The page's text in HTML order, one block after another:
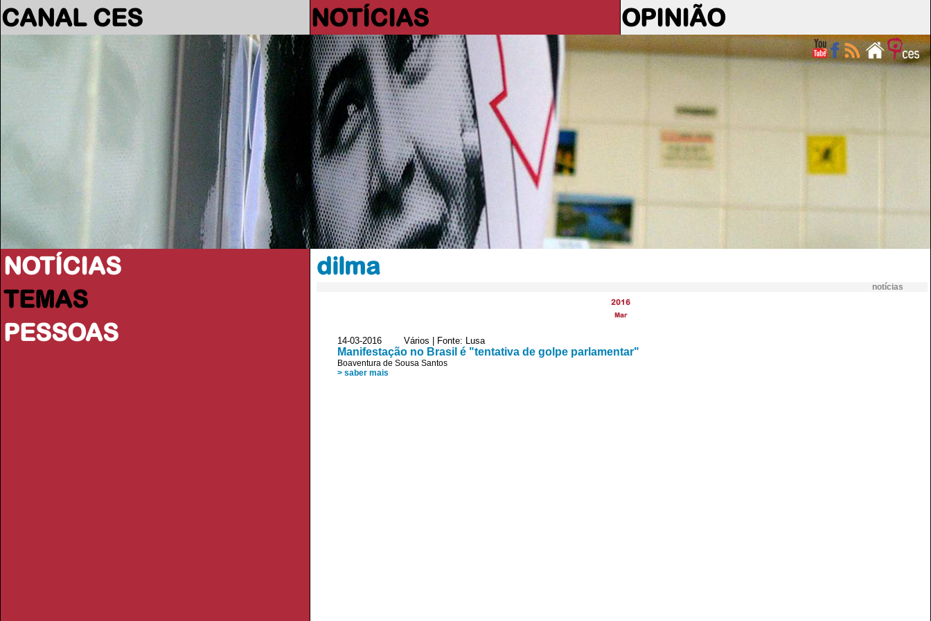
CANAL CES NOTÍCIAS OPINIÃO
NOTÍCIAS
TEMAS
PESSOAS
dilma
notícias
2016
Mar
14-03-2016 Vários | Fonte: Lusa
Manifestação no Brasil é "tentativa de golpe parlamentar"
Boaventura de Sousa Santos
> saber mais